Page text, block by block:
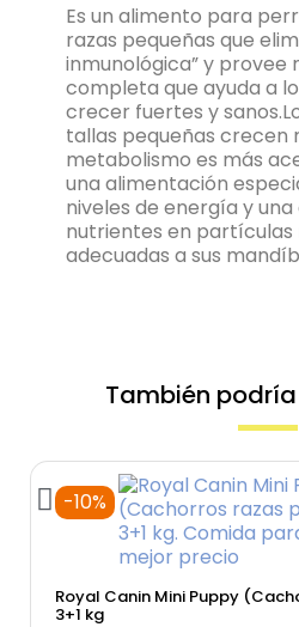
Es un alimento para
razas pequeñas que
inmunológica” y provee
completa que ayuda a
crecer fuertes y
tallas pequeñas crecen
metabolismo es más
una alimentación
niveles de energía y
nutrientes en partículas
adecuadas a sus
También
Vista
-10%
Royal Canin Mini Puppy
3+1 kg